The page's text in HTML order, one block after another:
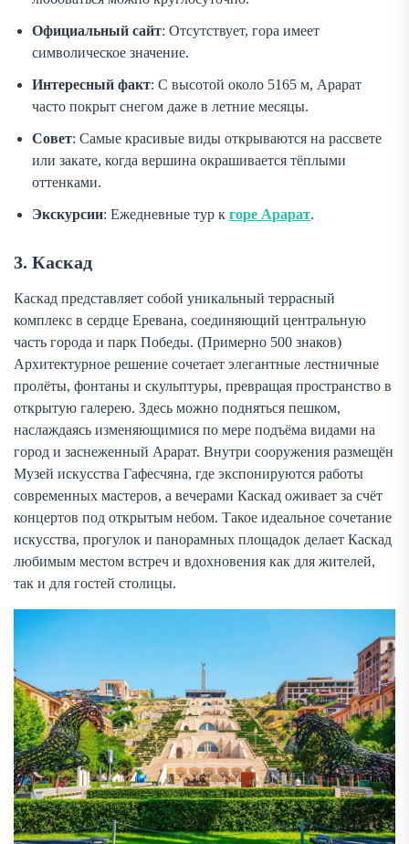
Официальный сайт: Отсутствует, гора имеет
символическое значение.
Интересный факт: С высотой около 5165 м, Арарат
часто покрыт снегом даже в летние месяцы.
Совет: Самые красивые виды открываются на рассвете
или закате, когда вершина окрашивается тёплыми
оттенками.
Экскурсии: Ежедневные тур к горе Арарат.
3. Каскад
Каскад представляет собой уникальный террасный
комплекс в сердце Еревана, соединяющий центральную
часть города и парк Победы. (Примерно 500 знаков)
Архитектурное решение сочетает элегантные лестничные
пролёты, фонтаны и скульптуры, превращая пространство в
открытую галерею. Здесь можно подняться пешком,
наслаждаясь изменяющимися по мере подъёма видами на
город и заснеженный Арарат. Внутри сооружения размещён
Музей искусства Гафесчяна, где экспонируются работы
современных мастеров, а вечерами Каскад оживает за счёт
концертов под открытым небом. Такое идеальное сочетание
искусства, прогулок и панорамных площадок делает Каскад
любимым местом встреч и вдохновения как для жителей,
так и для гостей столицы.